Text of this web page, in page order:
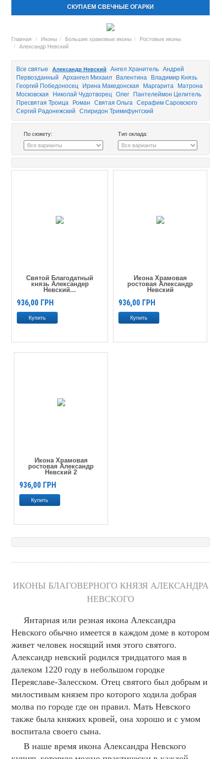
СКУПАЕМ СВЕЧНЫЕ ОГАРКИ
Главная Иконы Большие храмовые иконы
Ростовые иконы
Александр Невский
Все святые Александр Невский Ангел Хранитель Андрей
Первозданный
Архангел Михаил Валентина
Владимир Князь
Георгий Победоносец
Ирина Македонская Маргарита
Матрона
Московская
Николай Чудотворец Олег
Пантелеймон Целитель
Пресвятая Троица
Роман Святая Ольга
Серафим Саровского
Сергий Радонежский
Спиридон Тримифунтский
По сюжету: Тип оклада:
Святой Благодатный
князь Александер
Невский...
936,00 ГРН
Икона Храмовая
ростовая Александр
Невский
936,00 ГРН
Икона Храмовая
ростовая Александр
Невский 2
936,00 ГРН
ИКОНЫ БЛАГОВЕРНОГО КНЯЗЯ АЛЕКСАНДРА
НЕВСКОГО
Янтарная или резная икона Александра
Невского обычно имеется в каждом доме в котором
живет человек носящий имя этого святого.
Александр невский родился тридцатого мая в
далеком 1220 году в небольшом городке
Переяславе-Залесском. Отец святого был добрым и
милостивым князем про которого ходила добрая
молва по городе где он правил. Мать Невского
также была княжих кровей, она хорошо и с умом
воспитала своего сына.
В наше время икона Александра Невского